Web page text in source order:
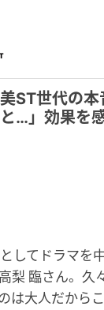
ST世代の
…」効果を
してドラマを
梨 臨さん。久
は大人だから